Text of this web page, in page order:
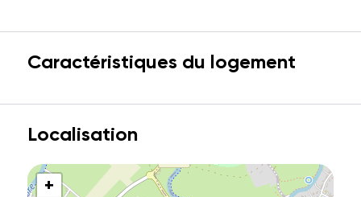
Caractéristiques du logement
Localisation
+